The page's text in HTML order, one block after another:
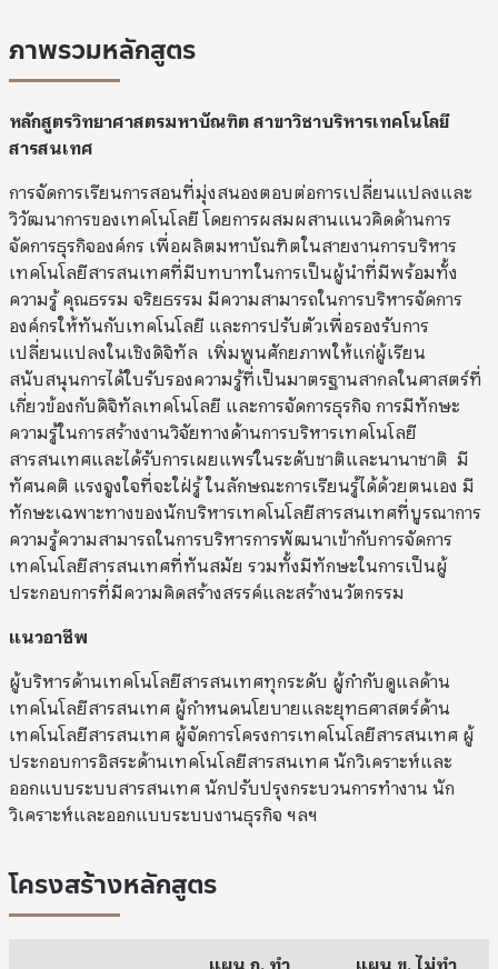
ภาพรวมหลักสูตร
หลักสูตรวิทยาศาสตรมหาบัณฑิต สาขาวิชาบริหารเทคโนโลยี
สารสนเทศ
การจัดการเรียนการสอนที่มุ่งสนองตอบต่อการเปลี่ยนแปลงและ
วิวัฒนาการของเทคโนโลยี โดยการผสมผสานแนวคิดด้านการ
จัดการธุรกิจองค์กร เพื่อผลิตมหาบัณฑิตในสายงานการบริหาร
เทคโนโลยีสารสนเทศที่มีบทบาทในการเป็นผู้นำที่มีพร้อมทั้ง
ความรู้ คุณธรรม จริยธรรม มีความสามารถในการบริหารจัดการ
องค์กรให้ทันกับเทคโนโลยี และการปรับตัวเพื่อรองรับการ
เปลี่ยนแปลงในเชิงดิจิทัล เพิ่มพูนศักยภาพให้แก่ผู้เรียน
สนับสนุนการได้ใบรับรองความรู้ที่เป็นมาตรฐานสากลในศาสตร์ที่
เกี่ยวข้องกับดิจิทัลเทคโนโลยี และการจัดการธุรกิจ การมีทักษะ
ความรู้ในการสร้างงานวิจัยทางด้านการบริหารเทคโนโลยี
สารสนเทศและได้รับการเผยแพร่ในระดับชาติและนานาชาติ มี
ทัศนคติ แรงจูงใจที่จะใฝ่รู้ ในลักษณะการเรียนรู้ได้ด้วยตนเอง มี
ทักษะเฉพาะทางของนักบริหารเทคโนโลยีสารสนเทศที่บูรณาการ
ความรู้ความสามารถในการบริหารการพัฒนาเข้ากับการจัดการ
เทคโนโลยีสารสนเทศที่ทันสมัย รวมทั้งมีทักษะในการเป็นผู้
ประกอบการที่มีความคิดสร้างสรรค์และสร้างนวัตกรรม
แนวอาชีพ
ผู้บริหารด้านเทคโนโลยีสารสนเทศทุกระดับ ผู้กำกับดูแลด้าน
เทคโนโลยีสารสนเทศ ผู้กำหนดนโยบายและยุทธศาสตร์ด้าน
เทคโนโลยีสารสนเทศ ผู้จัดการโครงการเทคโนโลยีสารสนเทศ ผู้
ประกอบการอิสระด้านเทคโนโลยีสารสนเทศ นักวิเคราะห์และ
ออกแบบระบบสารสนเทศ นักปรับปรุงกระบวนการทำงาน นัก
วิเคราะห์และออกแบบระบบงานธุรกิจ ฯลฯ
โครงสร้างหลักสูตร
แผน ก. ทำ
แผน ข. ไม่ทำ